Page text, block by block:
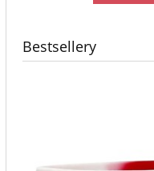
Bestsellery